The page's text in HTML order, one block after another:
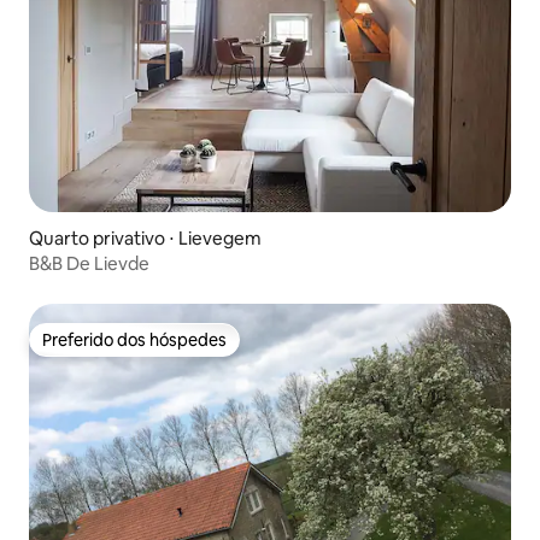
Quarto privativo ⋅ Lievegem
B&B De Lievde
Preferido dos hóspedes
Preferido dos hóspedes